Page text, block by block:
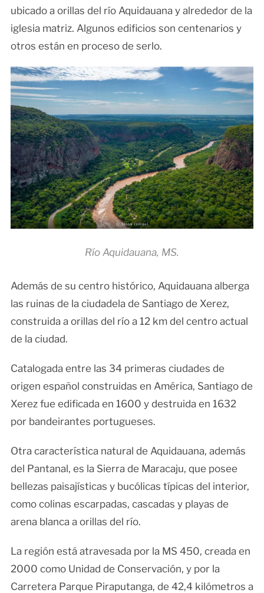
ubicado a orillas del río Aquidauana y alrededor de la
iglesia matriz. Algunos edificios son centenarios y
otros están en proceso de serlo.
Río Aquidauana, MS.
Además de su centro histórico, Aquidauana alberga
las ruinas de la ciudadela de Santiago de Xerez,
construida a orillas del río a 12 km del centro actual
de la ciudad.
Catalogada entre las 34 primeras ciudades de
origen español construidas en América, Santiago de
Xerez fue edificada en 1600 y destruida en 1632
por bandeirantes portugueses.
Otra característica natural de Aquidauana, además
del Pantanal, es la Sierra de Maracaju, que posee
bellezas paisajísticas y bucólicas típicas del interior,
como colinas escarpadas, cascadas y playas de
arena blanca a orillas del río.
La región está atravesada por la MS 450, creada en
2000 como Unidad de Conservación, y por la
Carretera Parque Piraputanga, de 42,4 kilómetros a